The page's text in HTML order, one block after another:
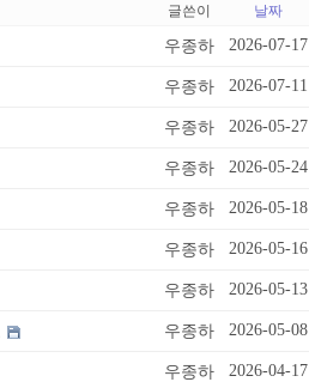
글쓴이 날짜
우종하 2026-07-17
우종하 2026-07-11
우종하 2026-05-27
우종하 2026-05-24
우종하 2026-05-18
우종하 2026-05-16
우종하 2026-05-13
우종하 2026-05-08
우종하 2026-04-17